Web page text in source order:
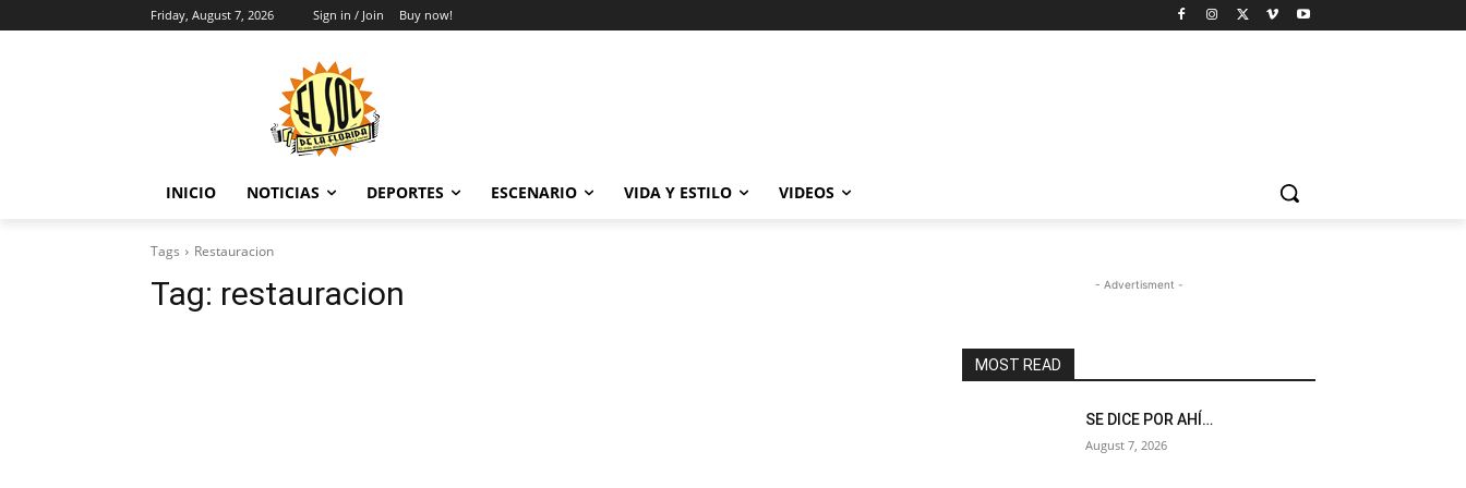
Friday, August 7, 2026 Sign in / Join Buy now!
INICIO NOTICIAS DEPORTES ESCENARIO VIDA Y ESTILO VIDEOS
Tags Restauracion
Tag: restauracion - Advertisment -
MOST READ
SE DICE POR AHÍ…
August 7, 2026